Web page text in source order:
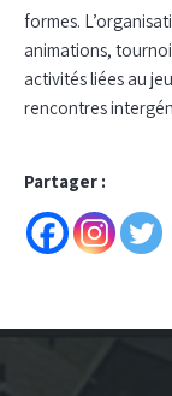
formes.
animations,
activités liées au
rencontres
Partager :